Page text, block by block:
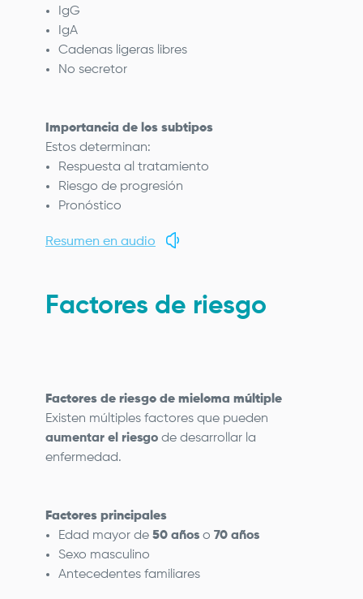
IgG
IgA
Cadenas ligeras libres
No secretor
Importancia de los subtipos
Estos determinan:
Respuesta al tratamiento
Riesgo de progresión
Pronóstico
Resumen en audio
Factores de riesgo
Factores de riesgo de mieloma múltiple
Existen múltiples factores que pueden
aumentar el riesgo de desarrollar la
enfermedad.
Factores principales
Edad mayor de 50 años o 70 años
Sexo masculino
Antecedentes familiares